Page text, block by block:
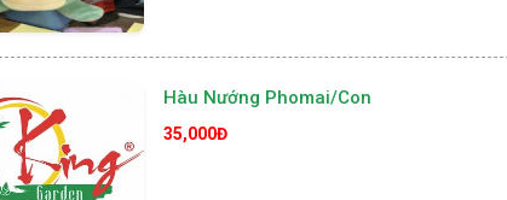
Hàu Nướng Phomai/con
35,000Đ